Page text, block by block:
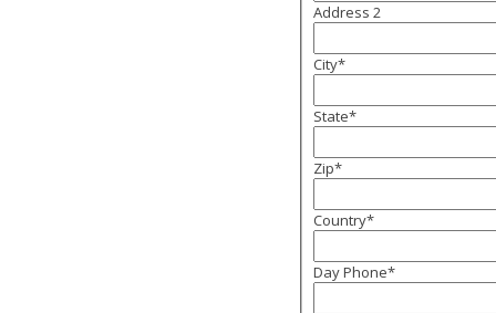
Address 2
City*
State*
Zip*
Country*
Day Phone*